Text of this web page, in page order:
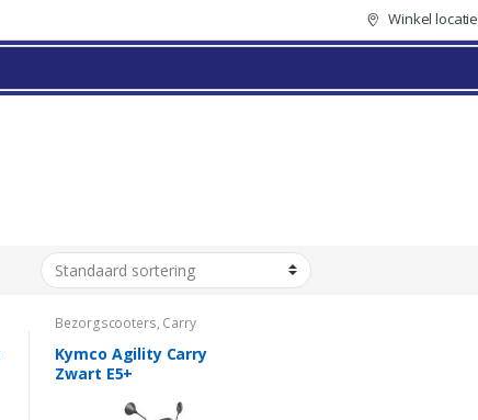
Winkel locatie
Bezorgscooters, Carry
Kymco Agility Carry
Zwart E5+